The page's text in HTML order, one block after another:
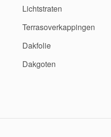
Lichtstraten
Terrasoverkappingen
Dakfolie
Dakgoten